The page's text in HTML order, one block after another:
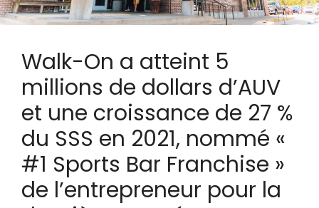
Walk-On a atteint 5
millions de dollars d’AUV
et une croissance de 27 %
du SSS en 2021, nommé «
#1 Sports Bar Franchise »
de l’entrepreneur pour la